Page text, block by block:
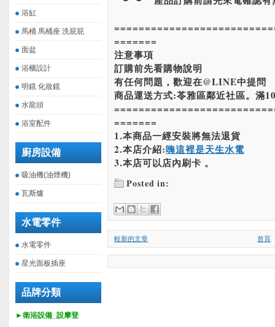
浴缸
馬桶 馬桶座 洗屁屁
面盆
浴櫃設計
明鏡 化妝鏡
水龍頭
浴室配件
廚房設備
吸油機(油煙機)
瓦斯爐
水電零件
水電零件
星光面板插座
品牌分類
►衛浴設備_設摩登
=======
注意事項
訂購前先看購物說明
有任何問題，歡迎在@LINE中提問
商品運送方式:苓雅區鄰近社區。滿
=======
1.本商品一經安裝將無法退貨
2.本店介紹:嗨這裡是天生水電
3.本店可以店內刷卡 。
Posted in:
較新的文章 首頁